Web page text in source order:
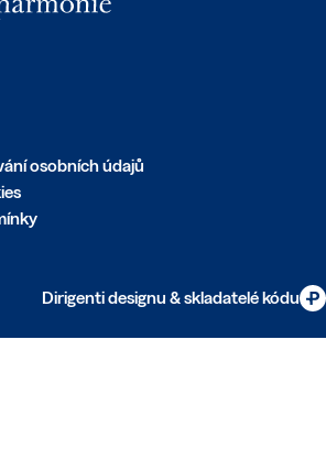
osobních údajů
Dirigenti designu & skladatelé kódu